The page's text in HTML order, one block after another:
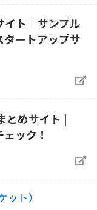
イト｜サンプル
ートアップサ
とめサイト |
ック！
ト）